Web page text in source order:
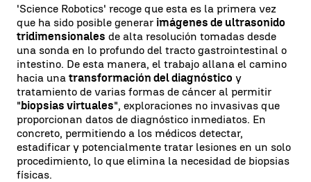
'Science Robotics' recoge que esta es la primera vez
que ha sido posible generar imágenes de ultrasonido
tridimensionales de alta resolución tomadas desde
una sonda en lo profundo del tracto gastrointestinal o
intestino. De esta manera, el trabajo allana el camino
hacia una transformación del diagnóstico y
tratamiento de varias formas de cáncer al permitir
"biopsias virtuales", exploraciones no invasivas que
proporcionan datos de diagnóstico inmediatos. En
concreto, permitiendo a los médicos detectar,
estadificar y potencialmente tratar lesiones en un solo
procedimiento, lo que elimina la necesidad de biopsias
físicas.